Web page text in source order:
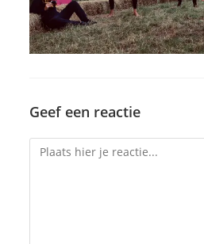
Geef een reactie